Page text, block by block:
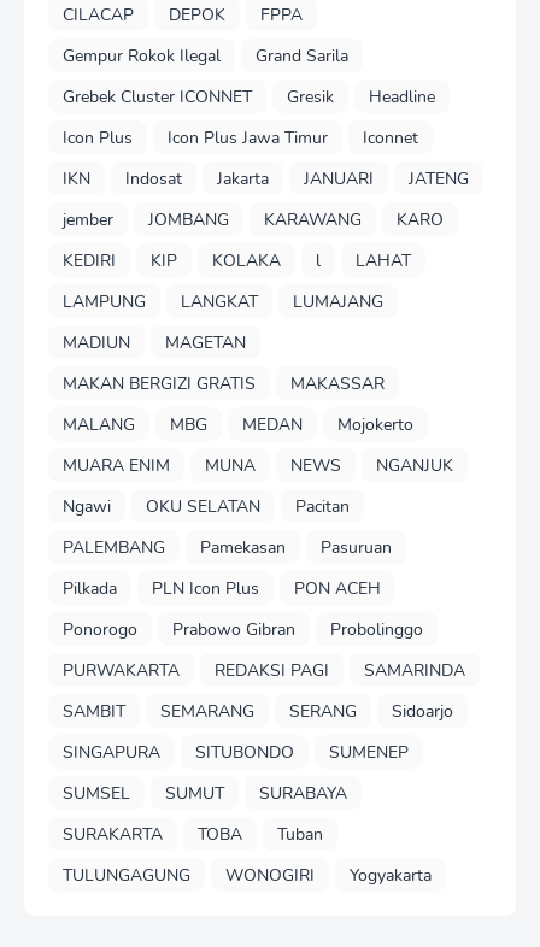
CILACAP
DEPOK
FPPA
Gempur Rokok Ilegal
Grand Sarila
Grebek Cluster ICONNET
Gresik
Headline
Icon Plus
Icon Plus Jawa Timur
Iconnet
IKN
Indosat Jakarta JANUARI
JATENG
jember
JOMBANG KARAWANG
KARO
KEDIRI
KIP KOLAKA l
LAHAT
LAMPUNG
LANGKAT
LUMAJANG
MADIUN
MAGETAN
MAKAN BERGIZI GRATIS
MAKASSAR
MALANG
MBG MEDAN
Mojokerto
MUARA ENIM
MUNA NEWS
NGANJUK
Ngawi
OKU SELATAN
Pacitan
PALEMBANG
Pamekasan
Pasuruan
Pilkada
PLN Icon Plus
PON ACEH
Ponorogo
Prabowo Gibran
Probolinggo
PURWAKARTA
REDAKSI PAGI
SAMARINDA
SAMBIT
SEMARANG SERANG
Sidoarjo
SINGAPURA
SITUBONDO
SUMENEP
SUMSEL
SUMUT
SURABAYA
SURAKARTA
TOBA
Tuban
TULUNGAGUNG
WONOGIRI Yogyakarta